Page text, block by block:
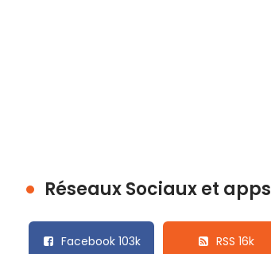
Réseaux Sociaux et apps
Facebook 103k RSS 16k